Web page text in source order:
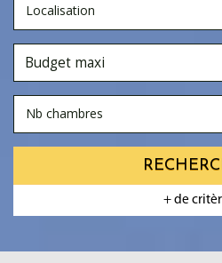
Localisation
Nb chambres
+ de